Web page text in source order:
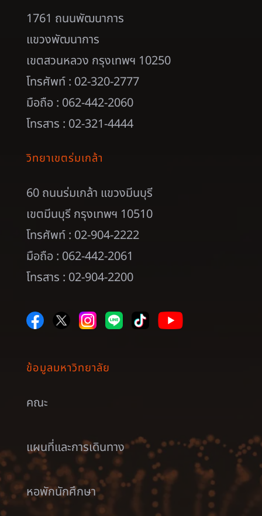
1761 ถนนพัฒนาการ
แขวงพัฒนาการ
เขตสวนหลวง กรุงเทพฯ 10250
โทรศัพท์ : 02-320-2777
มือถือ : 062-442-2060
โทรสาร : 02-321-4444
วิทยาเขตร่มเกล้า
60 ถนนร่มเกล้า แขวงมีนบุรี
เขตมีนบุรี กรุงเทพฯ 10510
โทรศัพท์ : 02-904-2222
มือถือ : 062-442-2061
โทรสาร : 02-904-2200
ข้อมูลมหาวิทยาลัย
คณะ
แผนที่และการเดินทาง
หอพักนักศึกษา